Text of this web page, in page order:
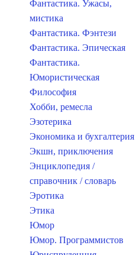
Фантастика. Ужасы,
мистика
Фантастика. Фэнтези
Фантастика. Эпическая
Фантастика.
Юмористическая
Философия
Хобби, ремесла
Эзотерика
Экономика и бухгалтерия
Экшн, приключения
Энциклопедия /
справочник / словарь
Эротика
Этика
Юмор
Юмор. Программистов